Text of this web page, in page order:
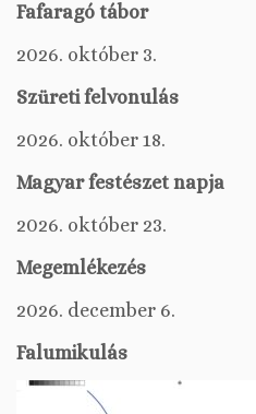
Fafaragó tábor
2026. október 3.
Szüreti felvonulás
2026. október 18.
Magyar festészet napja
2026. október 23.
Megemlékezés
2026. december 6.
Falumikulás